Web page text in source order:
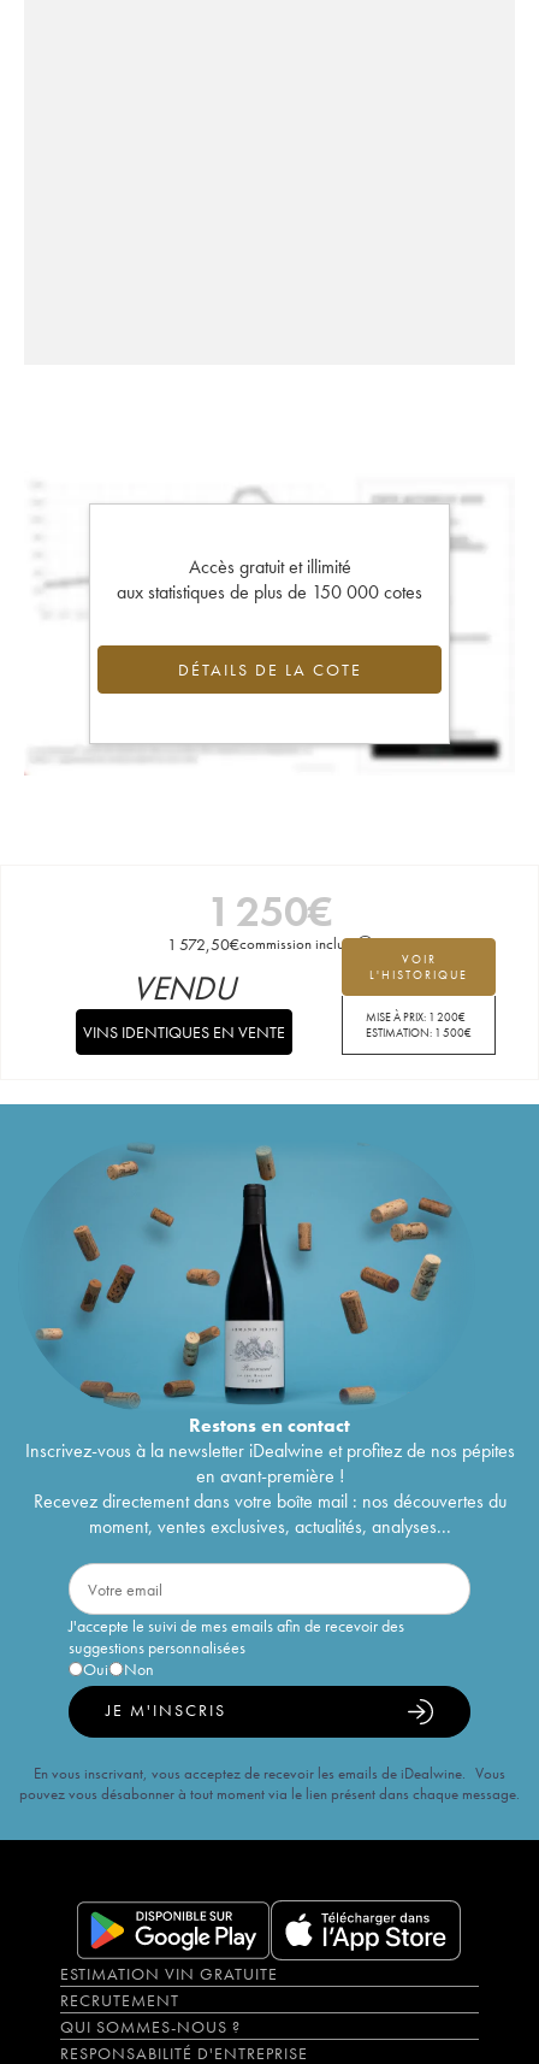
Accès gratuit et illimité
aux statistiques de plus de 150 000 cotes
DÉTAILS DE LA COTE
1 250€
1 572,50€commission incluse
VOIR
L'HISTORIQUE
MISE À PRIX: 1 200€
ESTIMATION: 1 500€
VENDU
VINS IDENTIQUES EN VENTE
Restons encontact
Inscrivez-vous à la newsletter iDealwine et profitez de nos pépites
en avant-première !
Recevez directement dans votre boîte mail : nos découvertes du
moment, ventes exclusives, actualités, analyses...
J'accepte le suivi de mes emails afin de recevoir des
suggestions personnalisées
Oui
Non
JE M'INSCRIS
En vous inscrivant, vous acceptez de recevoir les emails de iDealwine. Vous
pouvez vous désabonner à tout moment via le lien présent dans chaque message.
ESTIMATION VIN GRATUITE
RECRUTEMENT
QUI SOMMES-NOUS ?
RESPONSABILITÉ D'ENTREPRISE